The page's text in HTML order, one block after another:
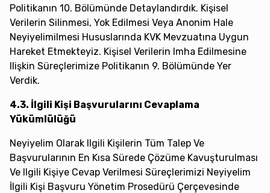
Politikanın 10. Bölümünde Detaylandırdık. Kişisel
Verilerin Silinmesi, Yok Edilmesi Veya Anonim Hale
Neyiyelimilmesi Hususlarında KVK Mevzuatına Uygun
Hareket Etmekteyiz. Kişisel Verilerin Imha Edilmesine
Ilişkin Süreçlerimize Politikanın 9. Bölümünde Yer
Verdik.
4.3. İlgili Kişi Başvurularını Cevaplama
Yükümlülüğü
Neyiyelim Olarak Ilgili Kişilerin Tüm Talep Ve
Başvurularının En Kısa Sürede Çözüme Kavuşturulması
Ve Ilgili Kişiye Cevap Verilmesi Süreçlerimizi Neyiyelim
İlgili Kişi Başvuru Yönetim Prosedürü Çerçevesinde